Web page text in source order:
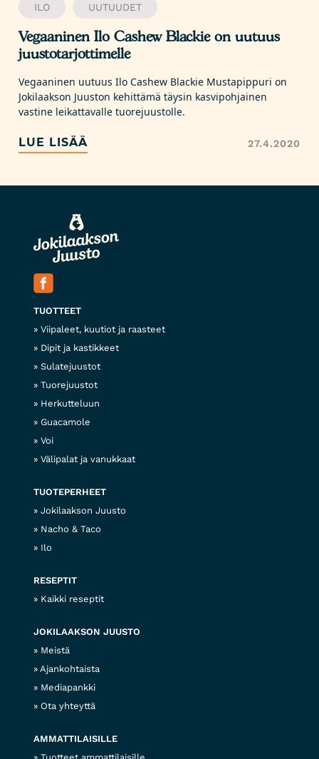
ILO UUTUUDET
Vegaaninen Ilo Cashew Blackie on uutuus
juustotarjottimelle
Vegaaninen uutuus Ilo Cashew Blackie Mustapippuri on
Jokilaakson Juuston kehittämä täysin kasvipohjainen
vastine leikattavalle tuorejuustolle.
LUE LISÄÄ 27.4.2020
TUOTTEET
Viipaleet, kuutiot ja raasteet
Dipit ja kastikkeet
Sulatejuustot
Tuorejuustot
Herkutteluun
Guacamole
Voi
Välipalat ja vanukkaat
TUOTEPERHEET
Jokilaakson Juusto
Nacho & Taco
Ilo
RESEPTIT
Kaikki reseptit
JOKILAAKSON JUUSTO
Meistä
Ajankohtaista
Mediapankki
Ota yhteyttä
AMMATTILAISILLE